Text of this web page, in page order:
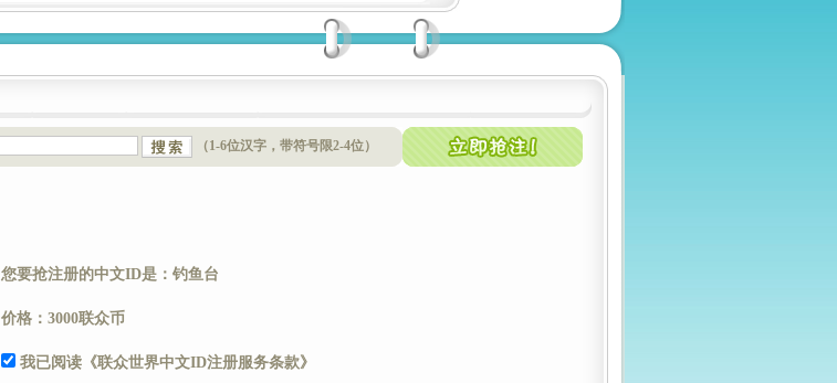
（1-6位汉字，带符号限2-4位）
您要抢注册的中文ID是：钓鱼台
价格：3000联众币
我已阅读《联众世界中文ID注册服务条款》